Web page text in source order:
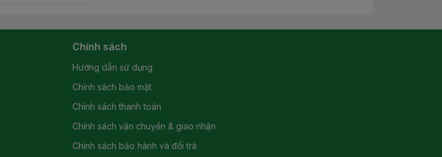
Chính sách
Hướng dẫn sử dụng
Chính sách bảo mật
Chính sách thanh toán
Chính sách vận chuyển & giao nhận
Chính sách bảo hành và đổi trả